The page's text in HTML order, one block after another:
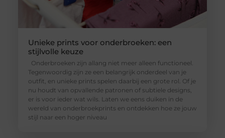
Unieke prints voor onderbroeken: een
stijlvolle keuze
Onderbroeken zijn allang niet meer alleen functioneel.
Tegenwoordig zijn ze een belangrijk onderdeel van je
outfit, en unieke prints spelen daarbij een grote rol. Of je
nu houdt van opvallende patronen of subtiele designs,
er is voor ieder wat wils. Laten we eens duiken in de
wereld van onderbroekprints en ontdekken hoe ze jouw
stijl naar een hoger niveau